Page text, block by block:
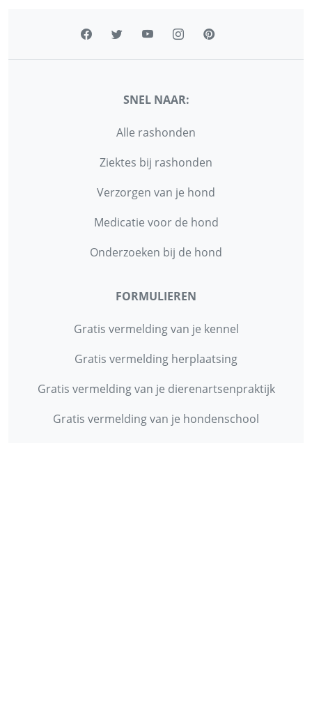
SNEL NAAR:
Alle rashonden
Ziektes bij rashonden
Verzorgen van je hond
Medicatie voor de hond
Onderzoeken bij de hond
FORMULIEREN
Gratis vermelding van je kennel
Gratis vermelding herplaatsing
Gratis vermelding van je dierenartsenpraktijk
Gratis vermelding van je hondenschool